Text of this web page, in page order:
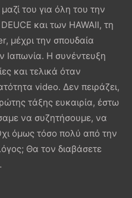
του για όλη του την
και των HAWAII, τη
μέχρι την σπουδαία
Ιαπωνία. Η συνέντευξη
και τελικά όταν
video. Δεν πειράζει,
τάξης ευκαιρία, έστω
να συζητήσουμε, να
όμως τόσο πολύ από την
Θα τον διαβάσετε